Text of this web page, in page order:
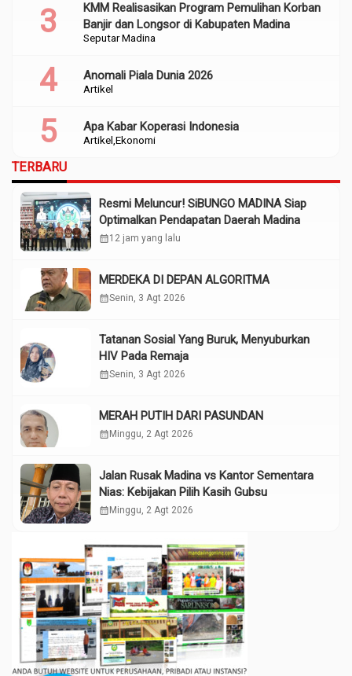
Seputar Madina
KMM Realisasikan Program Pemulihan Korban
Banjir dan Longsor di Kabupaten Madina
Artikel
Anomali Piala Dunia 2026
Artikel Ekonomi
Apa Kabar Koperasi Indonesia
TERBARU
Resmi Meluncur! SiBUNGO MADINA Siap
Optimalkan Pendapatan Daerah Madina
calendar_month12 jam yang lalu
MERDEKA DI DEPAN ALGORITMA
calendar_monthSenin, 3 Agt 2026
Tatanan Sosial Yang Buruk, Menyuburkan
HIV Pada Remaja
calendar_monthSenin, 3 Agt 2026
MERAH PUTIH DARI PASUNDAN
calendar_month Minggu, 2 Agt 2026
Jalan Rusak Madina vs Kantor Sementara
Nias: Kebijakan Pilih Kasih Gubsu
calendar_month Minggu, 2 Agt 2026